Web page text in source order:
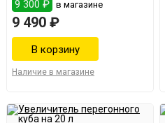
9 300 ₽ в магазине
9 490 ₽
Наличие в магазине